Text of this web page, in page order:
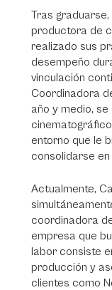
Tras
productora de
realizado sus
desempeño
vinculación
Coordinadora
año y medio,
entorno que le
consolidarse
Actualmente,
coordinadora de
empresa que
labor consiste
producción y
clientes como